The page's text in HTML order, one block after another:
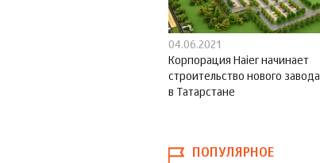
04.06.2021
Корпорация Haier начинает
строительство нового завода
в Татарстане
ПОПУЛЯРНОЕ